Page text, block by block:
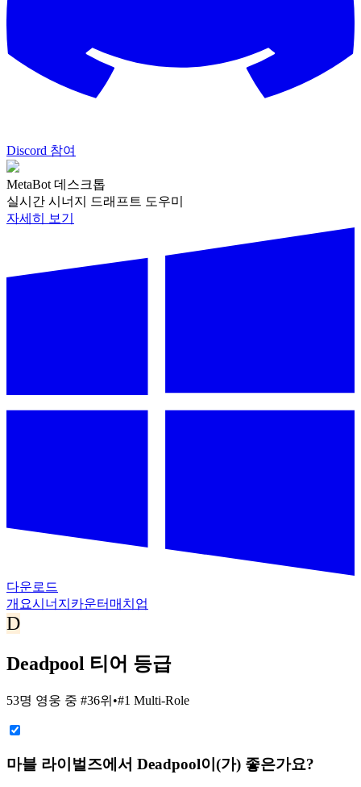
Discord 참여
MetaBot 데스크톱
실시간 시너지 드래프트 도우미
자세히 보기
다운로드
개요시너지 카운터 매치업
D
Deadpool 티어 등급
53명 영웅 중 #36위 •#1 Multi-Role
마블 라이벌즈에서 Deadpool이(가) 좋은가요?